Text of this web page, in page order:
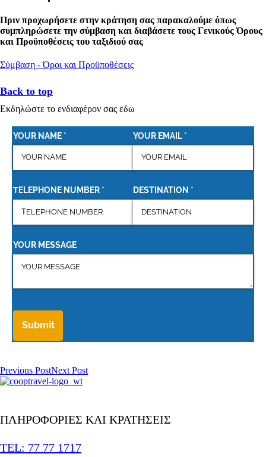
Πριν προχωρήσετε στην κράτηση σας παρακαλούμε όπως
συμπληρώσετε την σύμβαση και διαβάσετε τους Γενικούς Όρους
και Προϋποθέσεις του ταξιδιού σας
Σύμβαση - Όροι και Προϋποθέσεις
Back to top
Εκδηλώστε το ενδιαφέρον σας εδω
YOUR NAME *
(required) YOUR EMAIL *(required)
ΤELEPHONE NUMBER *
(required)DESTINATION *(required)
YOUR MESSAGE
Submit
Previous PostNext Post
ΠΛΗΡΟΦΟΡΙΕΣ ΚΑΙ ΚΡΑΤΗΣΕΙΣ
TEL: 77 77 1717